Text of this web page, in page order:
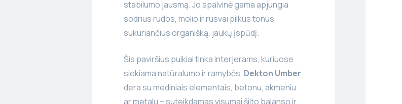
stabilumo jausmą. Jo spalvinė gama apjungia
sodrius rudos, molio ir rusvai pilkus tonus,
sukuriančius organišką, jaukų įspūdį.
Šis paviršius puikiai tinka interjerams, kuriuose
siekiama natūralumo ir ramybės. Dekton Umber
dera su mediniais elementais, betonu, akmeniu
ar metalu – suteikdamas visumai šilto balanso ir